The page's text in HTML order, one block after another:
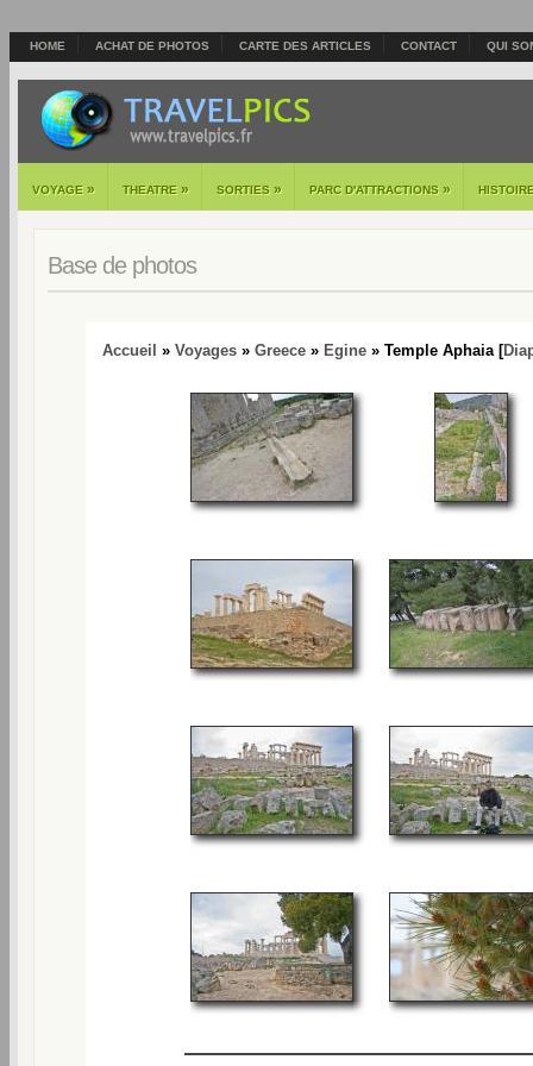
HOME ACHAT DE PHOTOS CARTE DES ARTICLES CONTACT QUI
VOYAGE » THEATRE » SORTIES » PARC D'ATTRACTIONS »
Base de photos
Accueil » Voyages » Greece » Egine » Temple Aphaia [